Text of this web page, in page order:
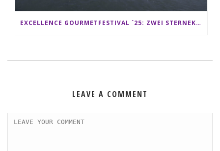
EXCELLENCE GOURMETFESTIVAL ´25: ZWEI STERNEKÖCHE ANTONIO GUIDA & DARIO MORESCO VERWÖHNEN IHRE GÄSTE AUF EINER LUXERIÖSEN SCHIFFSREISE
LEAVE A COMMENT